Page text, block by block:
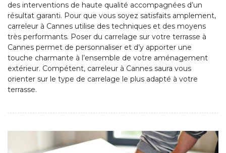
des interventions de haute qualité accompagnées d’un
résultat garanti. Pour que vous soyez satisfaits amplement,
carreleur à Cannes utilise des techniques et des moyens
très performants. Poser du carrelage sur votre terrasse à
Cannes permet de personnaliser et d’y apporter une
touche charmante à l’ensemble de votre aménagement
extérieur. Compétent, carreleur à Cannes saura vous
orienter sur le type de carrelage le plus adapté à votre
terrasse.